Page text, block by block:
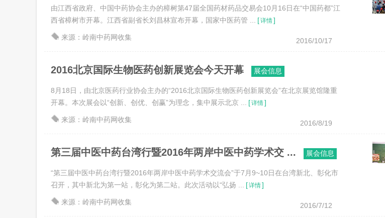
由江西省政府、中国中药协会主办的樟树第47届全国药材药品交易会10月16日在“中国药都”江
西省樟树市开幕。江西省副省长刘昌林宣布开幕，国家中医药管 ...
[详情]
2016/10/17
来源：岭南中药网收集
2016北京国际生物医药创新展览会今天开幕 展会信息
8月18日，由北京医药行业协会主办的“2016北京国际生物医药创新展览会”在北京展览馆隆重
开幕。本次展会以“创新、创优、创赢”为理念，集中展示北京 ...
[详情]
2016/8/19
来源：岭南中药网收集
第三届中医中药台湾行暨2016年两岸中医中药学术交 ... 展会信息
“第三届中医中药台湾行暨2016年两岸中医中药学术交流会”于7月9~10日在台湾新北、彰化市
召开，其中新北为第一站，彰化为第二站。此次活动以“弘扬 ...
[详情]
2016/7/12
来源：岭南中药网收集